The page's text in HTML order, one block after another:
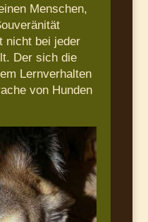
Menschen,
nicht bei jeder
Der sich die
Lernverhalten
von Hunden